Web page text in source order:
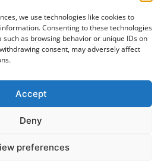
we use technologies like cookies to
Consenting to these technologies
as browsing behavior or unique IDs on
consent, may adversely affect
Accept
Deny
preferencesΔιακυβέρνησης ΑΠΘ